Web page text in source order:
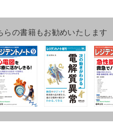
らの書籍もお勧めいたします